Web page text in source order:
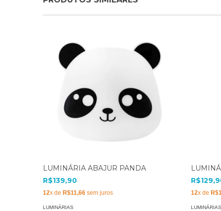
LUMINÁRIA ABAJUR PANDA
R$139,90
12x de R$11,66 sem juros
LUMINÁRIAS
12x de
LUMINÁRIAS